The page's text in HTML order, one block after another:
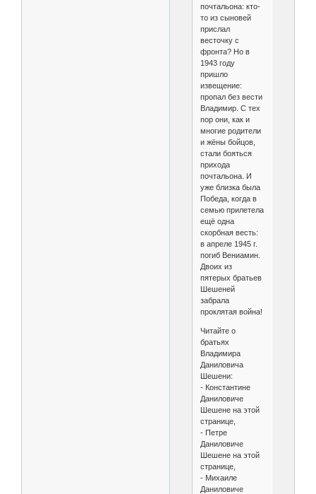
почтальона: кто-
то из сыновей
прислал
весточку с
фронта? Но в
1943 году
пришло
извещение:
пропал без вести
Владимир. С тех
пор они, как и
многие родители
и жёны бойцов,
стали бояться
прихода
почтальона. И
уже близка была
Победа, когда в
семью прилетела
ещё одна
скорбная весть:
в апреле 1945 г.
погиб Вениамин.
Двоих из
пятерых братьев
Шешеней
забрала
проклятая война!
Читайте о
братьях
Владимира
Даниловича
Шешени:
- Константине
Даниловиче
Шешене на этой
странице,
- Петре
Даниловиче
Шешене на этой
странице,
- Михаиле
Даниловиче